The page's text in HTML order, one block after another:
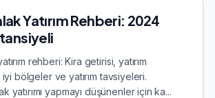
Yatırım Rehberi: 2024
rehberi: Kira getirisi, yatırım
bölgeler ve yatırım tavsiyeleri.
yatırımı yapmayı düşünenler için ka...